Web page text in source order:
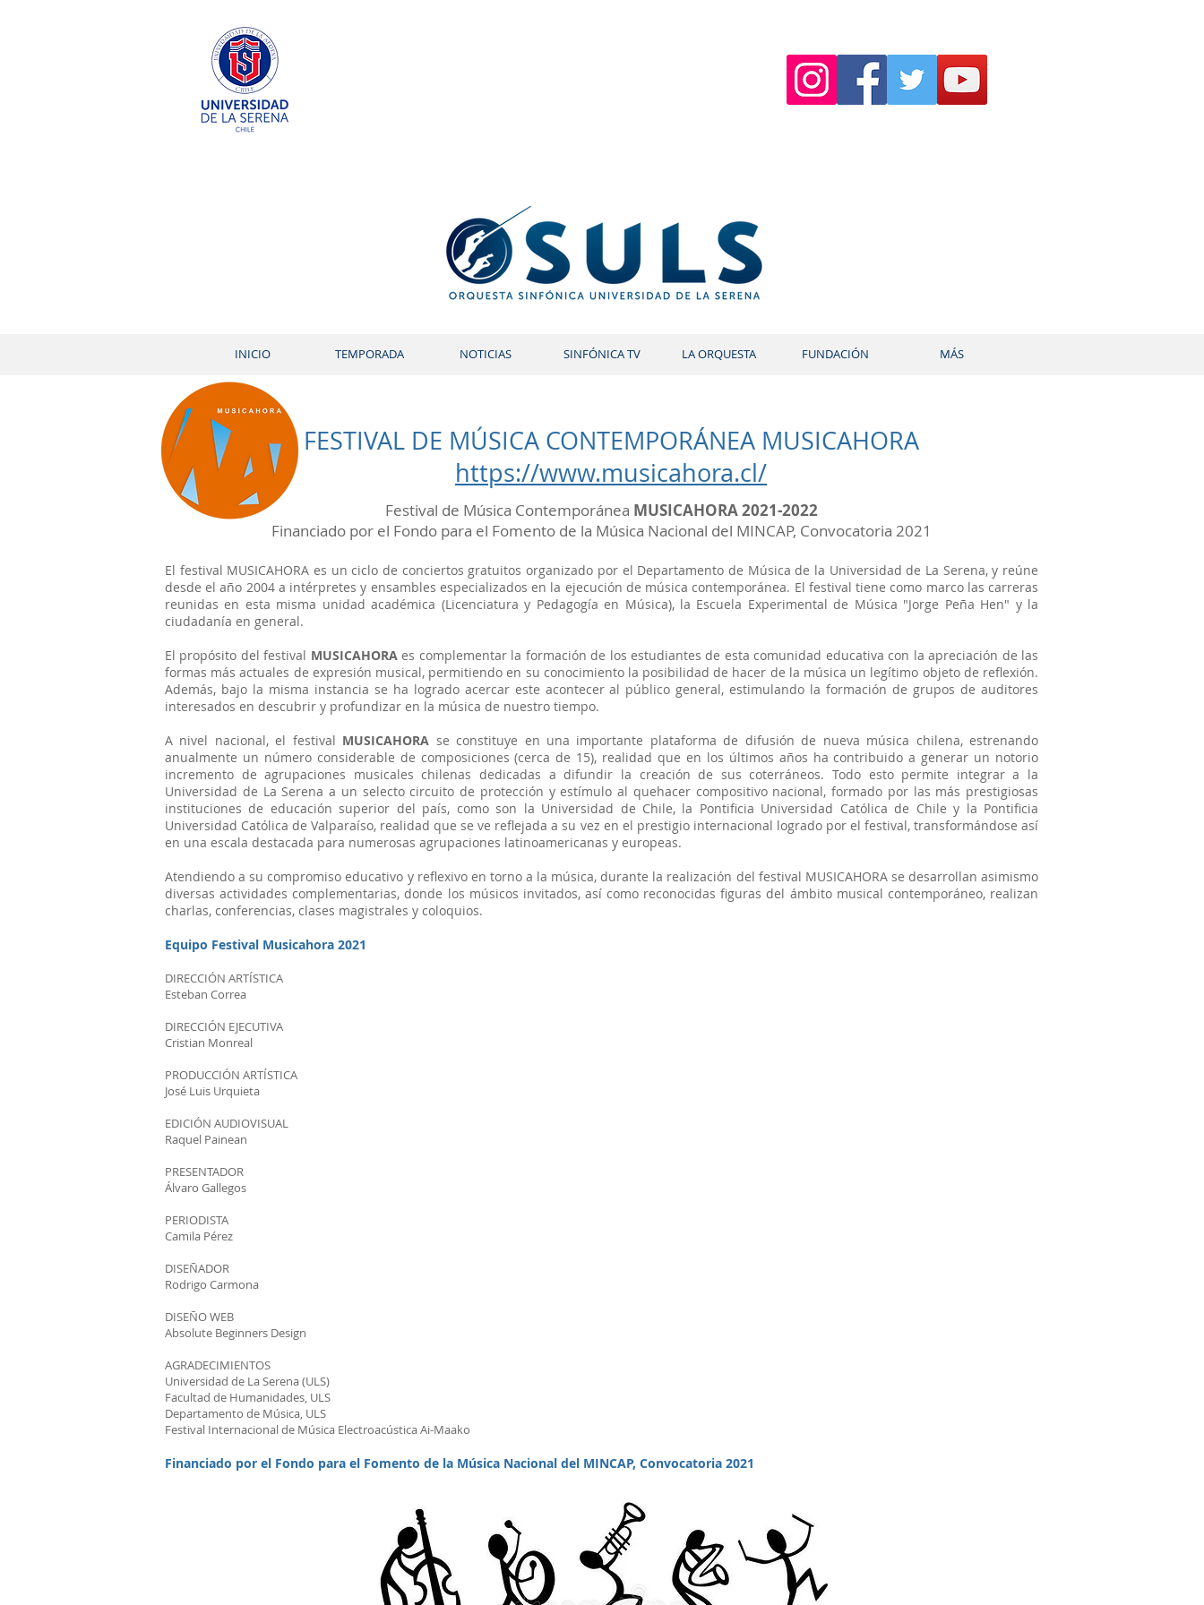
INICIO TEMPORADA NOTICIAS SINFÓNICA TV LA ORQUESTA FUNDACIÓN MÁS
FESTIVAL DE MÚSICA CONTEMPORÁNEA MUSICAHORA
https://www.musicahora.cl/
Festival de Música Contemporánea MUSICAHORA 2021-2022
Financiado por el Fondo para el Fomento de la Música Nacional del MINCAP, Convocatoria 2021
El festival MUSICAHORA es un ciclo de conciertos gratuitos organizado por el Departamento de Música de la Universidad de La Serena, y reúne
desde el año 2004 a intérpretes y ensambles especializados en la ejecución de música contemporánea. El festival tiene como marco las carreras
reunidas en esta misma unidad académica (Licenciatura y Pedagogía en Música), la Escuela Experimental de Música "Jorge Peña Hen" y la
ciudadanía en general.
El propósito del festival MUSICAHORAes complementar la formación de los estudiantes de esta comunidad educativa con la apreciación de las
formas más actuales de expresión musical, permitiendo en su conocimiento la posibilidad de hacer de la música un legítimo objeto de reflexión.
Además, bajo la misma instancia se ha logrado acercar este acontecer al público general, estimulando la formación de grupos de auditores
interesados en descubrir y profundizar en la música de nuestro tiempo.
A nivel nacional, el festival MUSICAHORA se constituye en una importante plataforma de difusión de nueva música chilena, estrenando
anualmente un número considerable de composiciones (cerca de 15), realidad que en los últimos años ha contribuido a generar un notorio
incremento de agrupaciones musicales chilenas dedicadas a difundir la creación de sus coterráneos. Todo estopermite integrar a la
Universidad de La Serena a un selecto circuito de protección y estímulo al quehacer compositivo nacional, formado por las más prestigiosas
instituciones de educación superior del país, como son la Universidad de Chile, la Pontificia Universidad Católica de Chile y la Pontificia
Universidad Católica de Valparaíso, realidad que se ve reflejada a su vez en el prestigio internacional logrado por el festival, transformándose así
en una escala destacada para numerosas agrupaciones latinoamericanas y europeas.
Atendiendo a su compromiso educativo y reflexivo en torno a la música, durante la realización del festival MUSICAHORA se desarrollan asimismo
diversas actividades complementarias, donde los músicos invitados, así como reconocidas figuras del ámbito musical contemporáneo, realizan
charlas, conferencias, clases magistrales y coloquios.​​
Equipo Festival Musicahora 2021
DIRECCIÓN ARTÍSTICA
Esteban Correa
DIRECCIÓN EJECUTIVA
Cristian Monreal
PRODUCCIÓN ARTÍSTICA
José Luis Urquieta
EDICIÓN AUDIOVISUAL
Raquel Painean
PRESENTADOR
Álvaro Gallegos
PERIODISTA
Camila Pérez
DISEÑADOR
Rodrigo Carmona
DISEÑO WEB
Absolute Beginners Design
AGRADECIMIENTOS
Universidad de La Serena (ULS)
Facultad de Humanidades, ULS
Departamento de Música, ULS
Festival Internacional de Música Electroacústica Ai-Maako
Financiado por el Fondo para el Fomento de la Música Nacional del MINCAP, Convocatoria 2021